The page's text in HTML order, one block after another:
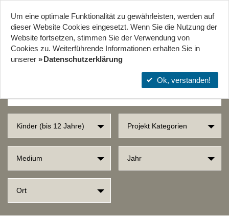
Start Projekte Orte
SUCHERGEBNISSE
Kinder (bis 12 Jahre) Projekt Kategorien
Medium Jahr
Ort
Um eine optimale Funktionalität zu gewährleisten, werden auf
dieser Website Cookies eingesetzt. Wenn Sie die Nutzung der
Website fort­setzen, stimmen Sie der Verwendung von
Cookies zu. Weiterführende Informationen erhalten Sie in
unserer
Datenschutzerklärung
Ok, verstanden!